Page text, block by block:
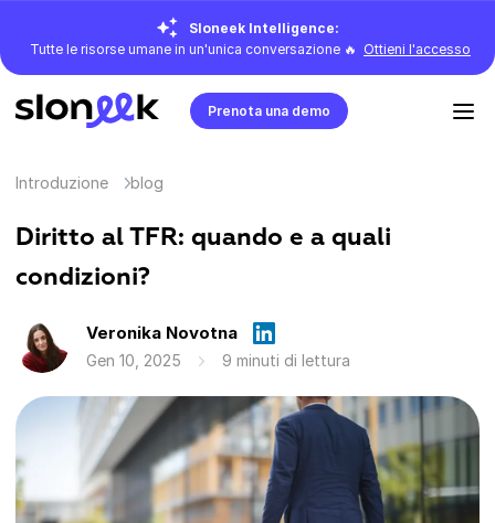
Sloneek Intelligence:
Tutte le risorse umane in un'unica conversazione 🔥 Ottieni l'accesso
Prenota una demo
Introduzione blog
Diritto al TFR: quando e a quali
condizioni?
Veronika Novotna
Gen 10, 2025 9 minuti di lettura